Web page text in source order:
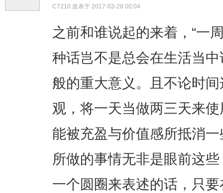
C7210 发表于 2017-03-28 00:04
之前和谁说起的来着，“一
种话岂不是总会在生活当
般的重大意义。且不论时
观，将一天当做两三天来
能被充盈与价值感所抵消
所做的事情无非是眼前这
一个圆圈来表述的话，只